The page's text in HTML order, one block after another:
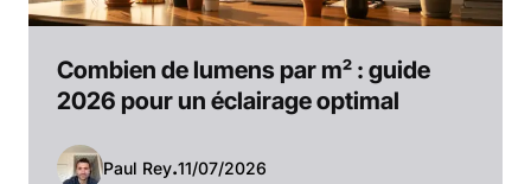
Combien de lumens par m² : guide
2026 pour un éclairage optimal
Paul Rey.11/07/2026